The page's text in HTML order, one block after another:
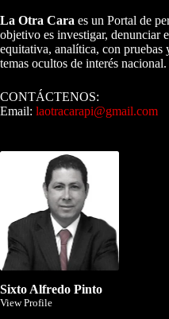
La Otra Cara es un Portal de
objetivo es investigar, denunciar
equitativa, analítica, con pruebas
temas ocultos de interés nacional.
CONTÁCTENOS:
Email: laotracarapi@gmail.com
Sixto Alfredo Pinto
View Profile